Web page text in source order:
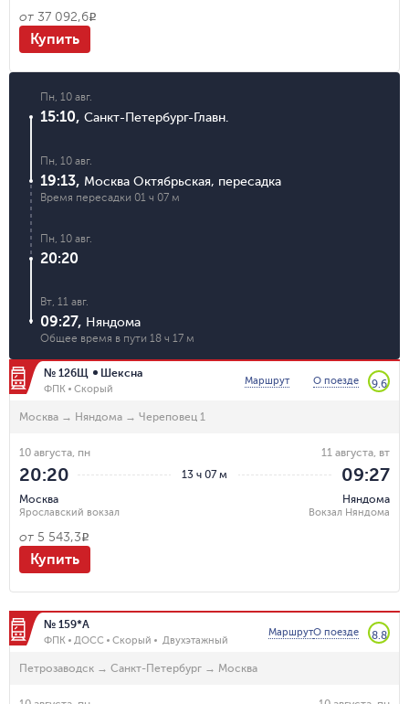
от 37 092,6R
Купить
Пн, 10 авг.
15:10, Санкт-Петербург-Главн.
Пн, 10 авг.
19:13, Москва Октябрьская, пересадка
Время пересадки 01 ч 07 м
Пн, 10 авг.
20:20
Вт, 11 авг.
09:27, Няндома
Общее время в пути 18 ч 17 м
№ 126Щ Шексна
ФПК Скорый
Маршрут О поезде 9.6
Москва → Няндома → Череповец 1
13 ч 07 м
10 августа, пн
20:20
Москва
Ярославский вокзал
11 августа, вт
09:27
Няндома
Вокзал Няндома
от 5 543,3R
Купить
№ 159*А
ФПК ДОСС Скорый Двухэтажный
МаршрутО поезде 8.8
Петрозаводск → Санкт-Петербург → Москва